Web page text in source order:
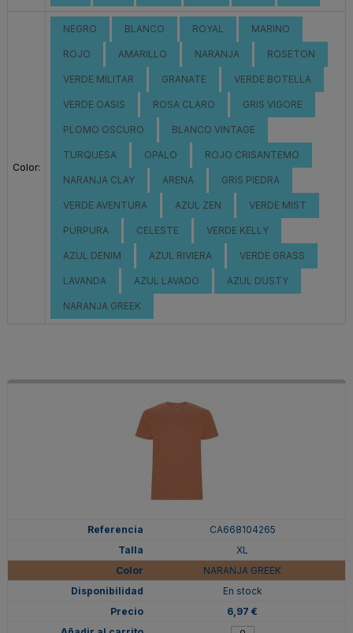
Color:
NEGRO BLANCO ROYAL MARINO
ROJO AMARILLO NARANJA ROSETON
VERDE MILITAR GRANATE VERDE BOTELLA
VERDE OASIS ROSA CLARO GRIS VIGORE
PLOMO OSCURO BLANCO VINTAGE
TURQUESA OPALO ROJO CRISANTEMO
NARANJA CLAY ARENA GRIS PIEDRA
VERDE AVENTURA AZUL ZEN VERDE MIST
PURPURA CELESTE VERDE KELLY
AZUL DENIM AZUL RIVIERA VERDE GRASS
LAVANDA AZUL LAVADO AZUL DUSTY
NARANJA GREEK
CA668104265
XL
NARANJA GREEK
En stock
6,97 €